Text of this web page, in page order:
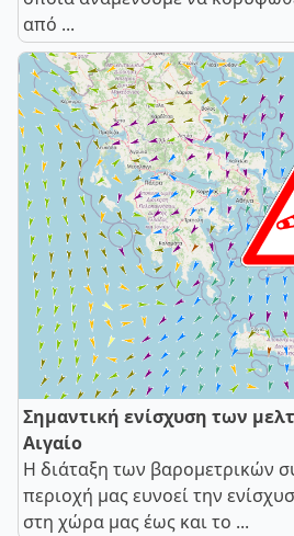
από ...
Σημαντική ενίσχυση των
Αιγαίο
Η διάταξη των βαρομετρικών
περιοχή μας ευνοεί την
στη χώρα μας έως και το ...